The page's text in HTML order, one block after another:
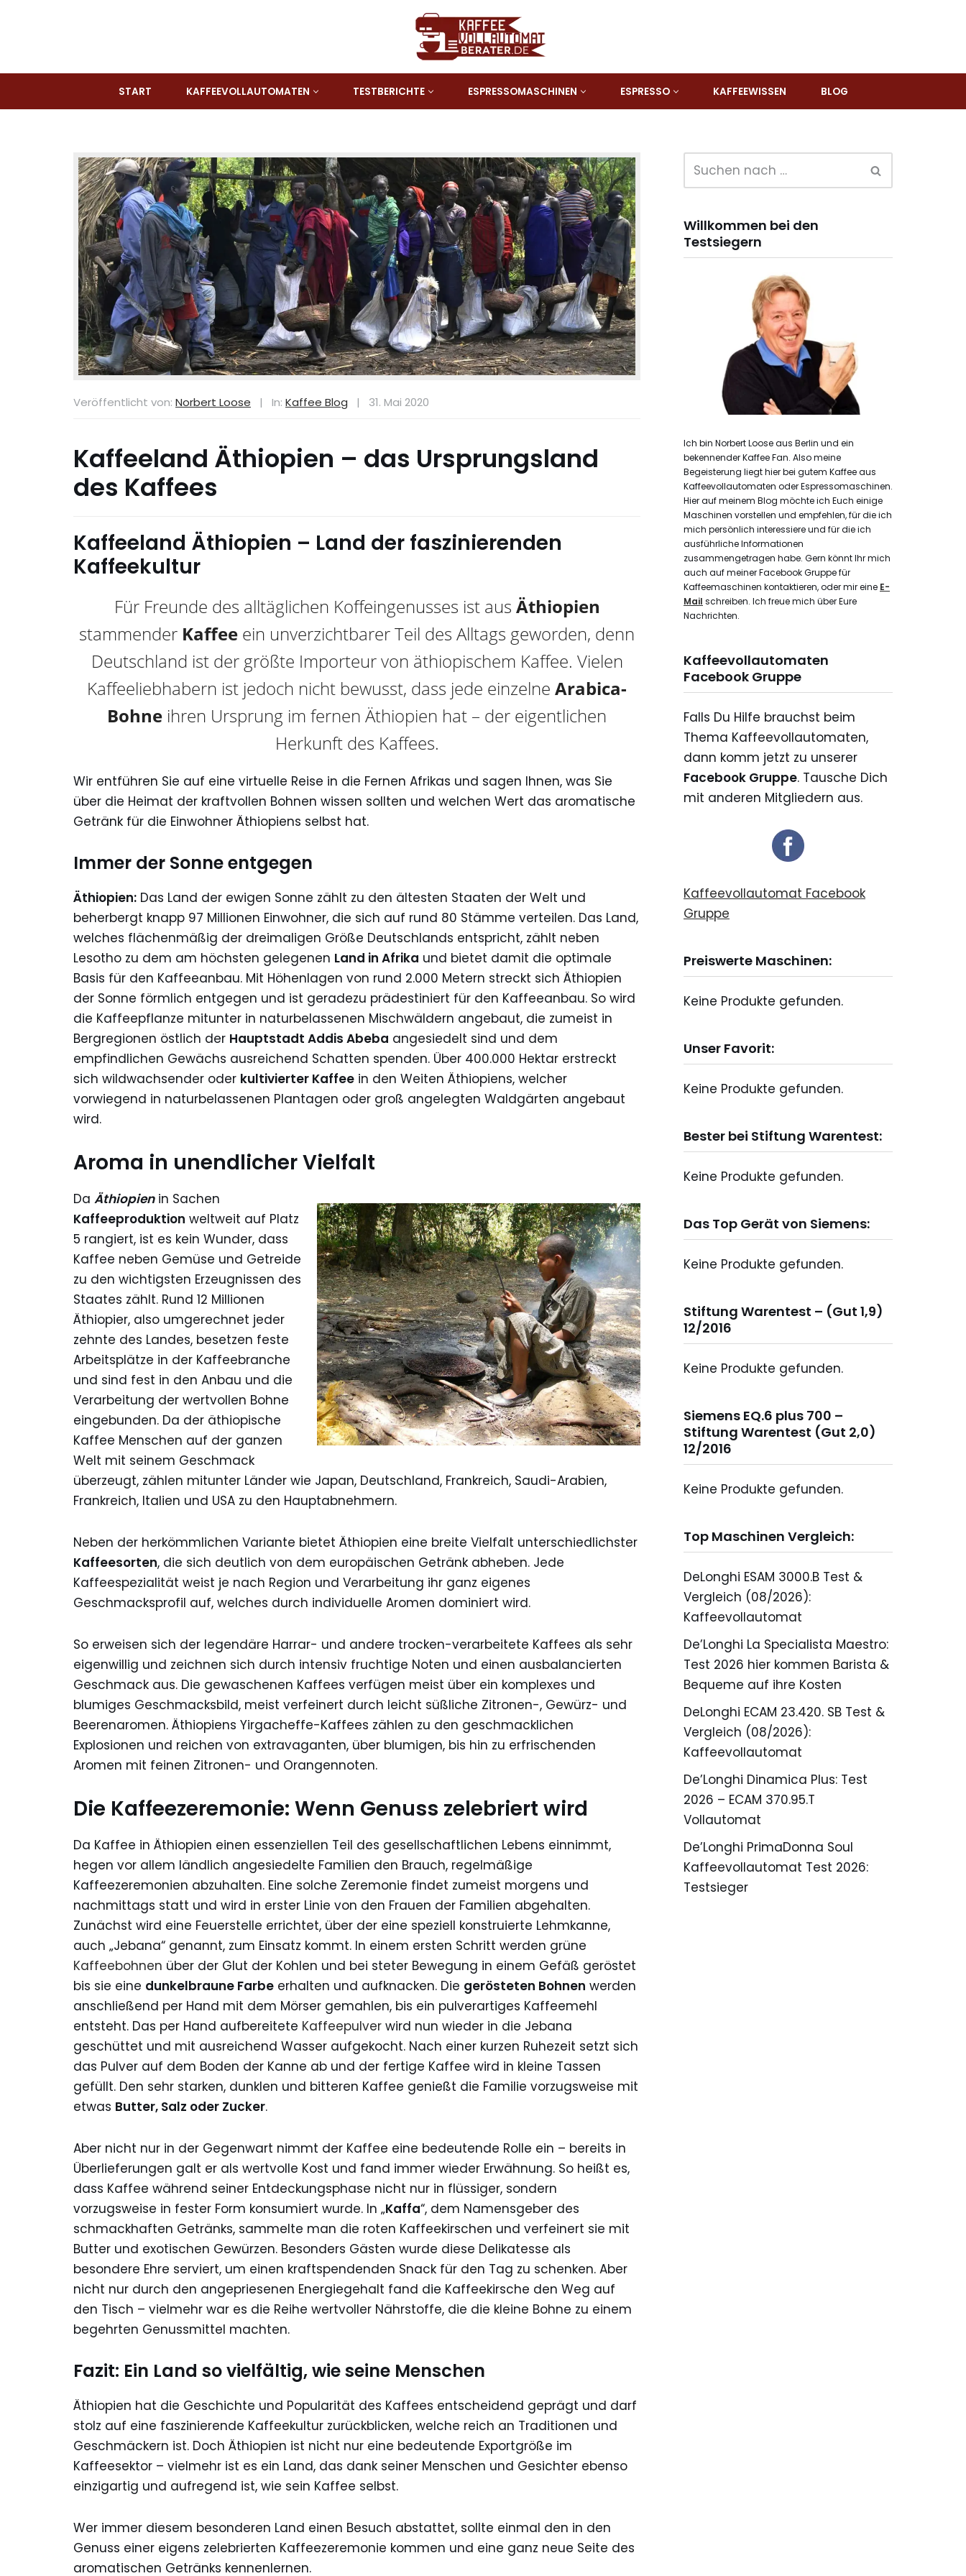
START KAFFEEVOLLAUTOMATEN TESTBERICHTE ESPRESSOMASCHINEN ESPRESSO KAFFEEWISSEN BLOG
Veröffentlicht von: Norbert Loose | In: Kaffee Blog | 31. Mai 2020
Kaffeeland Äthiopien – das Ursprungsland
des Kaffees
Kaffeeland Äthiopien – Land der faszinierenden
Kaffeekultur
Für Freunde des alltäglichen Koffeingenusses ist aus Äthiopien
stammender Kaffee ein unverzichtbarer Teil des Alltags geworden, denn
Deutschland ist der größte Importeur von äthiopischem Kaffee. Vielen
Kaffeeliebhabern ist jedoch nicht bewusst, dass jede einzelne Arabica-
Bohne ihren Ursprung im fernen Äthiopien hat – der eigentlichen
Herkunft des Kaffees.
Wir entführen Sie auf eine virtuelle Reise in die Fernen Afrikas und sagen Ihnen, was Sie
über die Heimat der kraftvollen Bohnen wissen sollten und welchen Wert das aromatische
Getränk für die Einwohner Äthiopiens selbst hat.
Immer der Sonne entgegen
Äthiopien: Das Land der ewigen Sonne zählt zu den ältesten Staaten der Welt und
beherbergt knapp 97 Millionen Einwohner, die sich auf rund 80 Stämme verteilen. Das Land,
welches flächenmäßig der dreimaligen Größe Deutschlands entspricht, zählt neben
Lesotho zu dem am höchsten gelegenen Land in Afrika und bietet damit die optimale
Basis für den Kaffeeanbau. Mit Höhenlagen von rund 2.000 Metern streckt sich Äthiopien
der Sonne förmlich entgegen und ist geradezu prädestiniert für den Kaffeeanbau. So wird
die Kaffeepflanze mitunter in naturbelassenen Mischwäldern angebaut, die zumeist in
Bergregionen östlich der Hauptstadt Addis Abeba angesiedelt sind und dem
empfindlichen Gewächs ausreichend Schatten spenden. Über 400.000 Hektar erstreckt
sich wildwachsender oder kultivierter Kaffee in den Weiten Äthiopiens, welcher
vorwiegend in naturbelassenen Plantagen oder groß angelegten Waldgärten angebaut
wird.
Aroma in unendlicher Vielfalt
Da Äthiopienin Sachen
Kaffeeproduktion weltweit auf Platz
5 rangiert, ist es kein Wunder, dass
Kaffee neben Gemüse und Getreide
zu den wichtigsten Erzeugnissen des
Staates zählt. Rund 12 Millionen
Äthiopier, also umgerechnet jeder
zehnte des Landes, besetzen feste
Arbeitsplätze in der Kaffeebranche
und sind fest in den Anbau und die
Verarbeitung der wertvollen Bohne
eingebunden. Da der äthiopische
Kaffee Menschen auf der ganzen
Welt mit seinem Geschmack
überzeugt, zählen mitunter Länder wie Japan, Deutschland, Frankreich, Saudi-Arabien,
Frankreich, Italien und USA zu den Hauptabnehmern.
Neben der herkömmlichen Variante bietet Äthiopien eine breite Vielfalt unterschiedlichster
Kaffeesorten, die sich deutlich von dem europäischen Getränk abheben. Jede
Kaffeespezialität weist je nach Region und Verarbeitung ihr ganz eigenes
Geschmacksprofil auf, welches durch individuelle Aromen dominiert wird.
So erweisen sich der legendäre Harrar- und andere trocken-verarbeitete Kaffees als sehr
eigenwillig und zeichnen sich durch intensiv fruchtige Noten und einen ausbalancierten
Geschmack aus. Die gewaschenen Kaffees verfügen meist über ein komplexes und
blumiges Geschmacksbild, meist verfeinert durch leicht süßliche Zitronen-, Gewürz- und
Beerenaromen. Äthiopiens Yirgacheffe-Kaffees zählen zu den geschmacklichen
Explosionen und reichen von extravaganten, über blumigen, bis hin zu erfrischenden
Aromen mit feinen Zitronen- und Orangennoten.
Die Kaffeezeremonie: Wenn Genuss zelebriert wird
Da Kaffee in Äthiopien einen essenziellen Teil des gesellschaftlichen Lebens einnimmt,
hegen vor allem ländlich angesiedelte Familien den Brauch, regelmäßige
Kaffeezeremonien abzuhalten. Eine solche Zeremonie findet zumeist morgens und
nachmittags statt und wird in erster Linie von den Frauen der Familien abgehalten.
Zunächst wird eine Feuerstelle errichtet, über der eine speziell konstruierte Lehmkanne,
auch „Jebana“ genannt, zum Einsatz kommt. In einem ersten Schritt werden grüne
Kaffeebohnen über der Glut der Kohlen und bei steter Bewegung in einem Gefäß geröstet
bis sie eine dunkelbraune Farbe erhalten und aufknacken. Die gerösteten Bohnen werden
anschließend per Hand mit dem Mörser gemahlen, bis ein pulverartiges Kaffeemehl
entsteht. Das per Hand aufbereitete Kaffeepulver wird nun wieder in die Jebana
geschüttet und mit ausreichend Wasser aufgekocht. Nach einer kurzen Ruhezeit setzt sich
das Pulver auf dem Boden der Kanne ab und der fertige Kaffee wird in kleine Tassen
gefüllt. Den sehr starken, dunklen und bitteren Kaffee genießt die Familie vorzugsweise mit
etwas Butter, Salz oder Zucker.
Aber nicht nur in der Gegenwart nimmt der Kaffee eine bedeutende Rolle ein – bereits in
Überlieferungen galt er als wertvolle Kost und fand immer wieder Erwähnung. So heißt es,
dass Kaffee während seiner Entdeckungsphase nicht nur in flüssiger, sondern
vorzugsweise in fester Form konsumiert wurde. In „Kaffa“, dem Namensgeber des
schmackhaften Getränks, sammelte man die roten Kaffeekirschen und verfeinert sie mit
Butter und exotischen Gewürzen. Besonders Gästen wurde diese Delikatesse als
besondere Ehre serviert, um einen kraftspendenden Snack für den Tag zu schenken. Aber
nicht nur durch den angepriesenen Energiegehalt fand die Kaffeekirsche den Weg auf
den Tisch – vielmehr war es die Reihe wertvoller Nährstoffe, die die kleine Bohne zu einem
begehrten Genussmittel machten.
Fazit: Ein Land so vielfältig, wie seine Menschen
Äthiopien hat die Geschichte und Popularität des Kaffees entscheidend geprägt und darf
stolz auf eine faszinierende Kaffeekultur zurückblicken, welche reich an Traditionen und
Geschmäckern ist. Doch Äthiopien ist nicht nur eine bedeutende Exportgröße im
Kaffeesektor – vielmehr ist es ein Land, das dank seiner Menschen und Gesichter ebenso
einzigartig und aufregend ist, wie sein Kaffee selbst.
Wer immer diesem besonderen Land einen Besuch abstattet, sollte einmal den in den
Genuss einer eigens zelebrierten Kaffeezeremonie kommen und eine ganz neue Seite des
aromatischen Getränks kennenlernen.
Willkommen bei den
Testsiegern
Ich bin Norbert Loose aus Berlin und ein
bekennender Kaffee Fan. Also meine
Begeisterung liegt hier bei gutem Kaffee aus
Kaffeevollautomaten oder Espressomaschinen.
Hier auf meinem Blog möchte ich Euch einige
Maschinen vorstellen und empfehlen, für die ich
mich persönlich interessiere und für die ich
ausführliche Informationen
zusammengetragen habe. Gern könnt Ihr mich
auch auf meiner Facebook Gruppe für
Kaffeemaschinen kontaktieren, oder mir eine E-
Mail schreiben. Ich freue mich über Eure
Nachrichten.
Kaffeevollautomaten
Facebook Gruppe
Falls Du Hilfe brauchst beim
Thema Kaffeevollautomaten,
dann komm jetzt zu unserer
Facebook Gruppe. Tausche Dich
mit anderen Mitgliedern aus.
Kaffeevollautomat Facebook
Gruppe
Preiswerte Maschinen:
Keine Produkte gefunden.
Unser Favorit:
Keine Produkte gefunden.
Bester bei Stiftung Warentest:
Keine Produkte gefunden.
Das Top Gerät von Siemens:
Keine Produkte gefunden.
Stiftung Warentest – (Gut 1,9)
12/2016
Keine Produkte gefunden.
Siemens EQ.6 plus 700 –
Stiftung Warentest (Gut 2,0)
12/2016
Keine Produkte gefunden.
Top Maschinen Vergleich:
DeLonghi ESAM 3000.B Test &
Vergleich (08/2026):
Kaffeevollautomat
De’Longhi La Specialista Maestro:
Test 2026 hier kommen Barista &
Bequeme auf ihre Kosten
DeLonghi ECAM 23.420. SB Test &
Vergleich (08/2026):
Kaffeevollautomat
De’Longhi Dinamica Plus: Test
2026 – ECAM 370.95.T
Vollautomat
De’Longhi PrimaDonna Soul
Kaffeevollautomat Test 2026:
Testsieger